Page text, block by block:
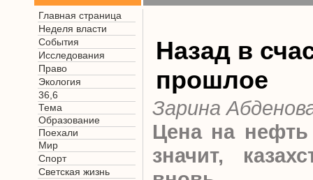
Главная страница
Неделя власти
События
Исследования
Право
Экология
36,6
Тема
Образование
Поехали
Мир
Спорт
Светская жизнь
Назад в
прошлое
Зарина
Цена на
значит,